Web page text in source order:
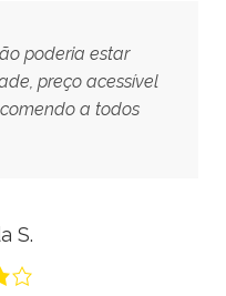
poderia estar
preço acessível
a todos
S.